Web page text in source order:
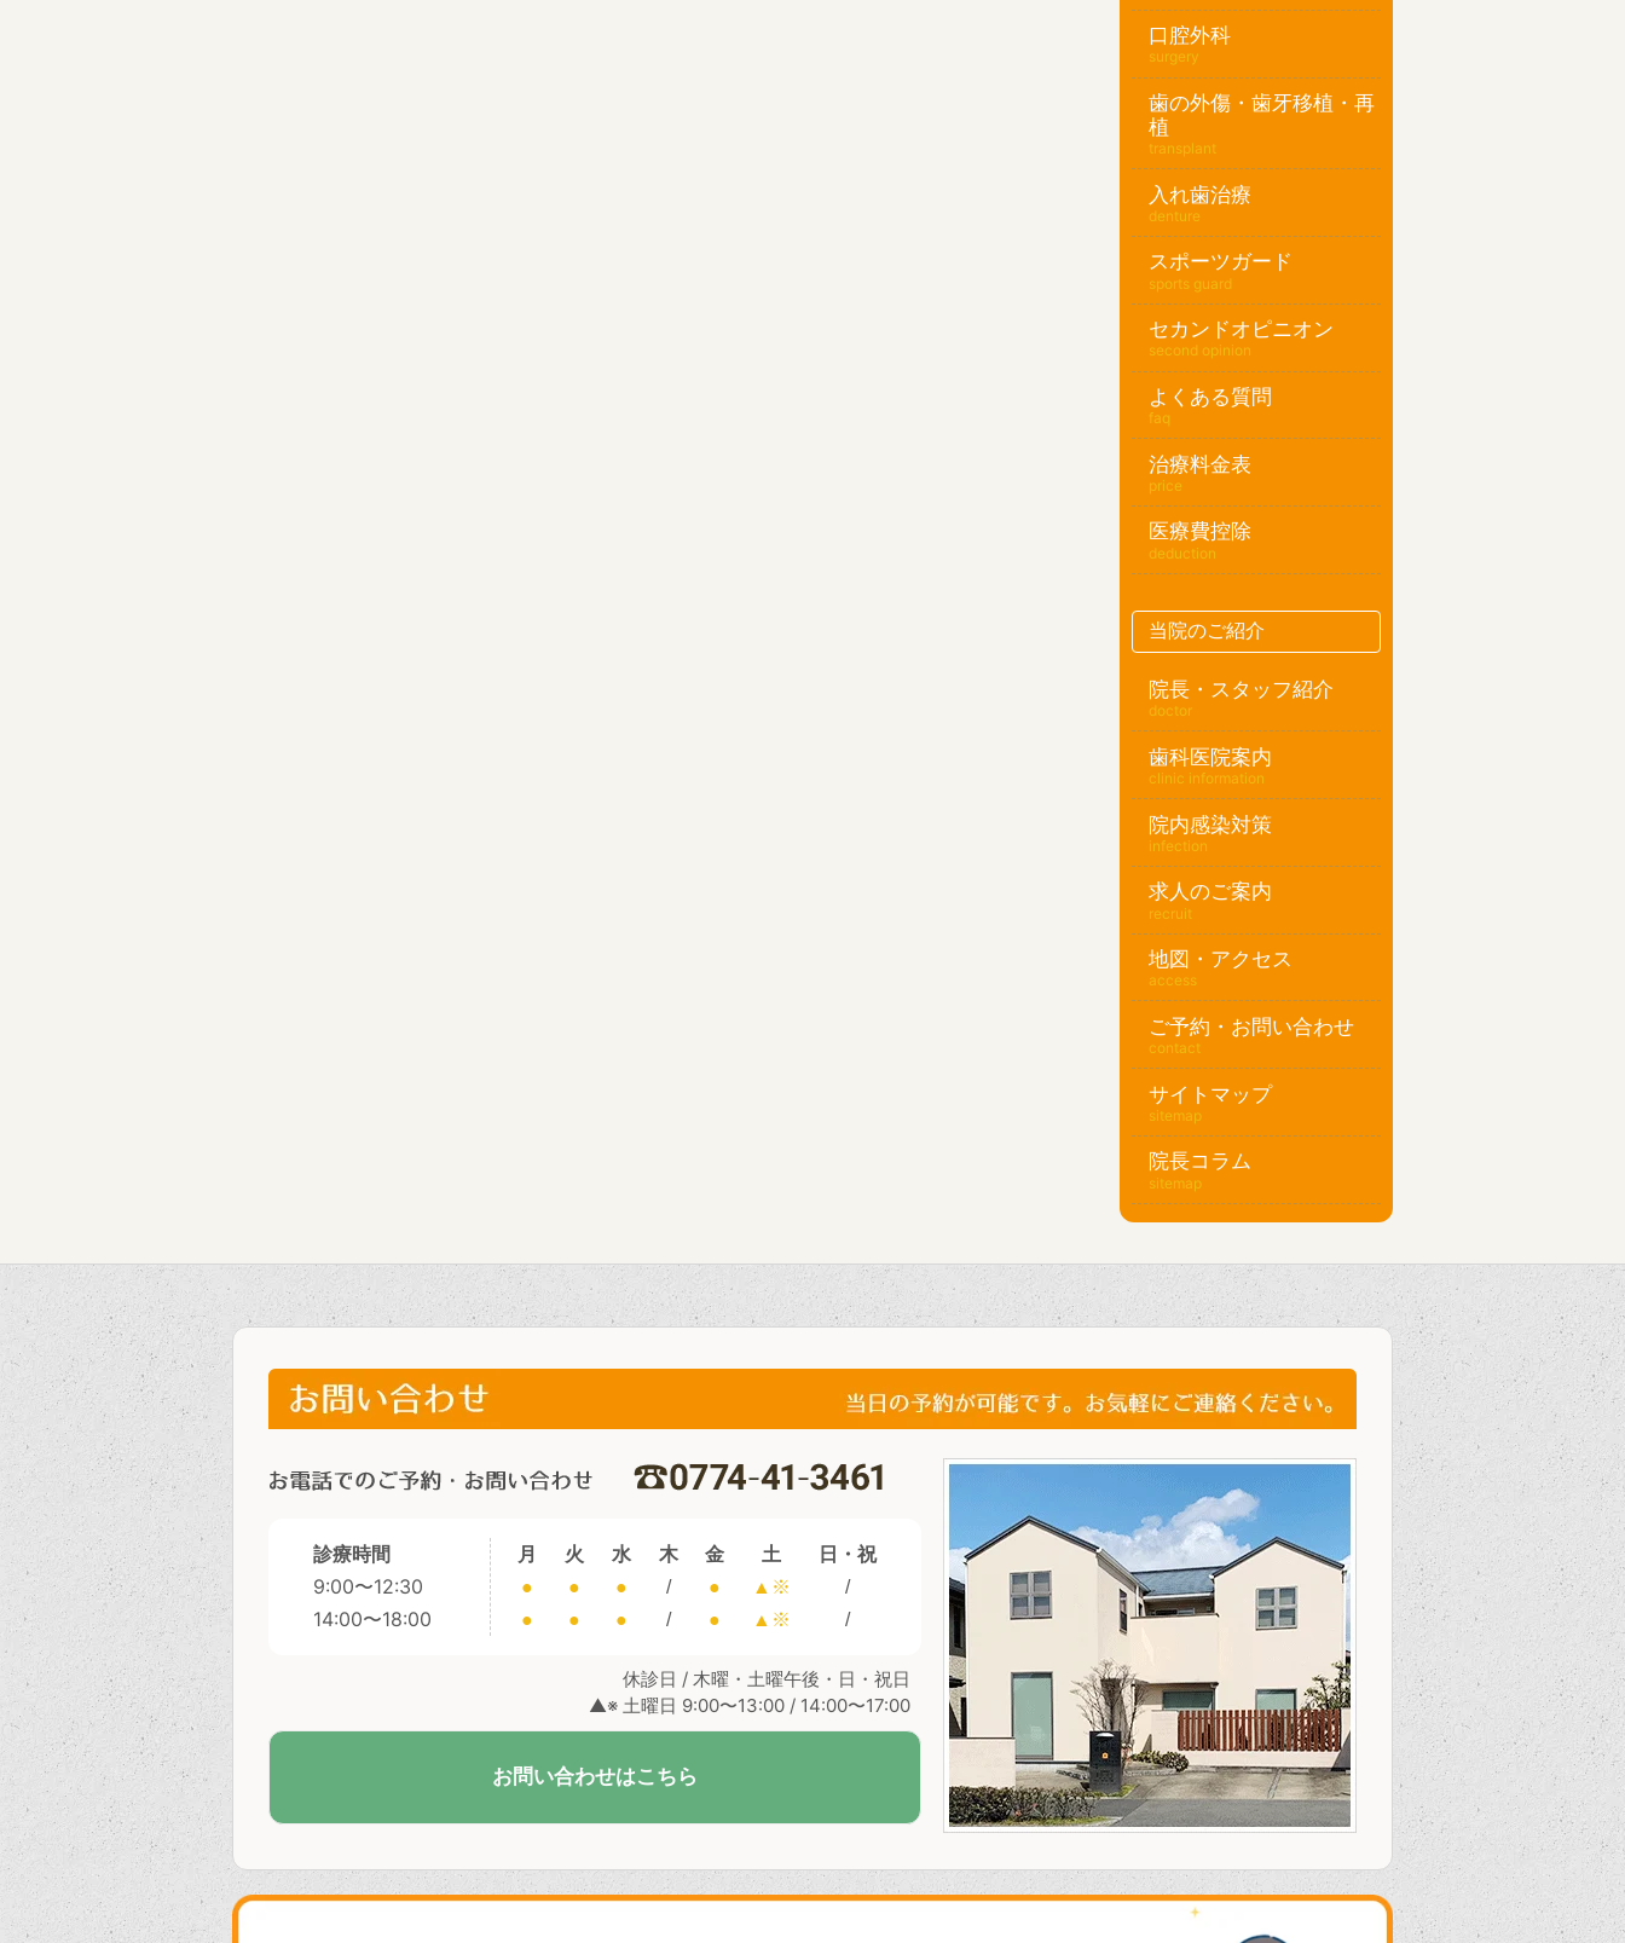
口腔外科
surgery
歯の外傷・歯牙移植・再
植
transplant
入れ歯治療
denture
スポーツガード
sports guard
セカンドオピニオン
second opinion
よくある質問
faq
治療料金表
price
医療費控除
deduction
当院のご紹介
院長・スタッフ紹介
doctor
歯科医院案内
clinic information
院内感染対策
infection
求人のご案内
recruit
地図・アクセス
access
ご予約・お問い合わせ
contact
サイトマップ
sitemap
院長コラム
sitemap
診療時間
9:00〜12:30
14:00〜18:00
月
●
●
火
●
●
水
●
●
木
/
/
金
●
●
土
▲※
▲※
日・祝
/
/
休診日 / 木曜・土曜午後・日・祝日
▲※ 土曜日 9:00〜13:00 / 14:00〜17:00
お問い合わせはこちら